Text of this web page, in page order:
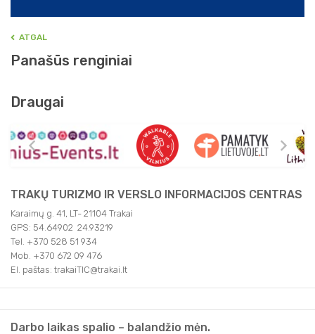
ATGAL
Panašūs renginiai
Draugai
TRAKŲ TURIZMO IR VERSLO INFORMACIJOS CENTRAS
Karaimų g. 41, LT- 21104 Trakai
GPS: 54.64902 24.93219
Tel. +370 528 51 934
Mob. +370 672 09 476
El. paštas: trakaiTIC@trakai.lt
Darbo laikas spalio – balandžio mėn.